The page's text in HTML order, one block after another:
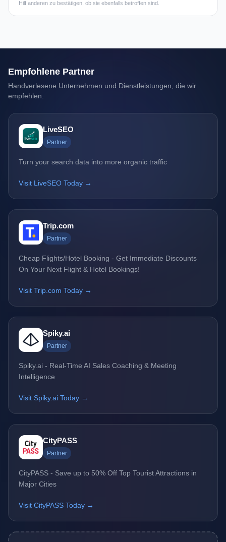
Hilf anderen zu bestätigen, ob sie ebenfalls betroffen sind.
Empfohlene Partner
Handverlesene Unternehmen und Dienstleistungen, die wir
empfehlen.
LiveSEO
Partner
Turn your search data into more organic traffic
Visit LiveSEO Today →
Trip.com
Partner
Cheap Flights/Hotel Booking - Get Immediate Discounts
On Your Next Flight & Hotel Bookings!
Visit Trip.com Today →
Spiky.ai
Partner
Spiky.ai - Real-Time AI Sales Coaching & Meeting
Intelligence
Visit Spiky.ai Today →
CityPASS
Partner
CityPASS - Save up to 50% Off Top Tourist Attractions in
Major Cities
Visit CityPASS Today →